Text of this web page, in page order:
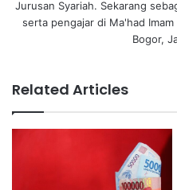
Jurusan Syariah. Sekarang
serta pengajar di Ma'had
Bogor,
Related Articles